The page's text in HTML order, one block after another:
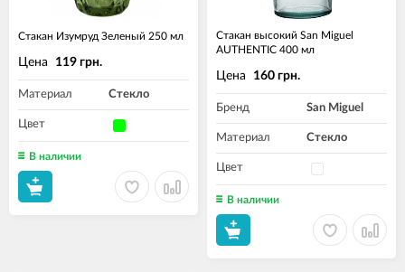
Стакан Изумруд Зеленый 250 мл
Цена 119 грн.
Материал Стекло
Цвет
В наличии
Стакан высокий San Miguel
AUTHENTIC 400 мл
Цена 160 грн.
Бренд San Miguel
Материал Стекло
Цвет
В наличии